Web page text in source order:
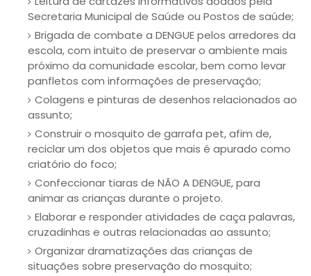
Secretaria Municipal de Saúde ou Postos de saúde;
Brigada de combate a DENGUE pelos arredores da
escola, com intuito de preservar o ambiente mais
próximo da comunidade escolar, bem como levar
panfletos com informações de preservação;
Colagens e pinturas de desenhos relacionados ao
assunto;
Construir o mosquito de garrafa pet, afim de,
reciclar um dos objetos que mais é apurado como
criatório do foco;
Confeccionar tiaras de NÃO A DENGUE, para
animar as crianças durante o projeto.
Elaborar e responder atividades de caça palavras,
cruzadinhas e outras relacionadas ao assunto;
Organizar dramatizações das crianças de
situações sobre preservação do mosquito;